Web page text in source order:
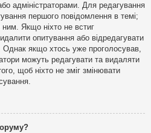
адміністраторами. Для редагування
першого повідомлення в темі;
Якщо ніхто не встиг
опитування або відредагувати
Однак якщо хтось уже проголосував,
можуть редагувати та видаляти
щоб ніхто не зміг змінювати